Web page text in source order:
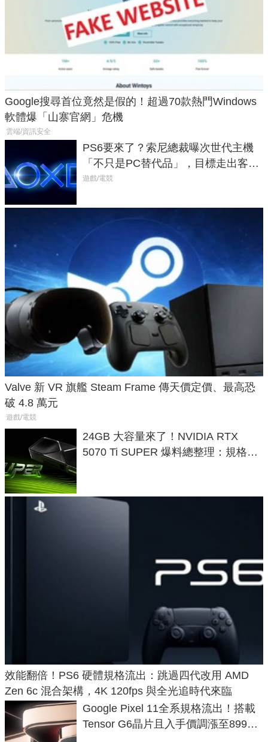
Google搜尋首位竟然是假的！超過70款熱門Windows
軟體爆「山寨官網」危機
雲端/資訊安全
PS6要來了？索尼總裁曝次世代主機
「不只是PC替代品」，目標走出客
廳、進軍電競桌面
遊戲/電競
Valve 新 VR 旗艦 Steam Frame 傳天價定價、最高恐
破 4.8 萬元
遊戲/電競
24GB 大容量來了！NVIDIA RTX
5070 Ti SUPER 爆料總整理：規格、
效能翻倍！PS6 硬體規格流出：跳過四代改用 AMD
Zen 6c 混合架構，4K 120fps 與全光追時代來臨
Google Pixel 11全系規格流出！搭載
Tensor G6晶片且入手價調漲至899美